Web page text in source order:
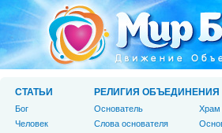
СТАТЬИ
Бог
Человек
РЕЛИГИЯ ОБЪЕДИНЕНИЯ
Основатель
Слова основателя
Храм